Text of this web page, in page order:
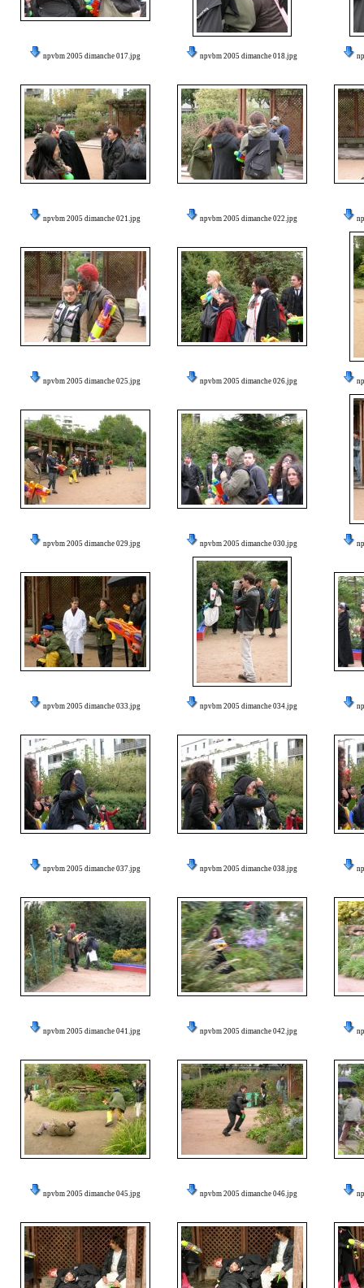
npvbm 2005 dimanche 017.jpg npvbm 2005 dimanche 018.jpg
npvbm 2005 dimanche 021.jpg npvbm 2005 dimanche 022.jpg
npvbm 2005 dimanche 025.jpg npvbm 2005 dimanche 026.jpg
npvbm 2005 dimanche 029.jpg npvbm 2005 dimanche 030.jpg
npvbm 2005 dimanche 033.jpg npvbm 2005 dimanche 034.jpg
npvbm 2005 dimanche 037.jpg npvbm 2005 dimanche 038.jpg
npvbm 2005 dimanche 041.jpg npvbm 2005 dimanche 042.jpg
npvbm 2005 dimanche 045.jpg npvbm 2005 dimanche 046.jpg